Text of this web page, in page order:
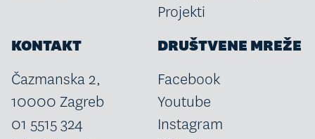
Projekti
KONTAKT
Čazmanska 2,
10000 Zagreb
01 5515 324
DRUŠTVENE MREŽE
Facebook
Youtube
Instagram